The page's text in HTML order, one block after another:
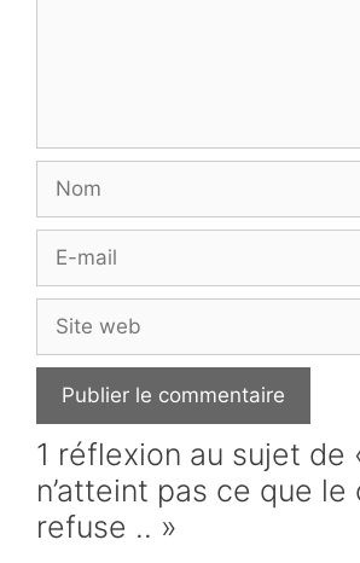
Nom
Site
web
1 réflexion au sujet de
n’atteint pas ce que le
refuse .. »